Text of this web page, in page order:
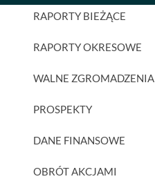
RAPORTY BIEŻĄCE
RAPORTY OKRESOWE
WALNE ZGROMADZENIA
PROSPEKTY
DANE FINANSOWE
OBRÓT AKCJAMI